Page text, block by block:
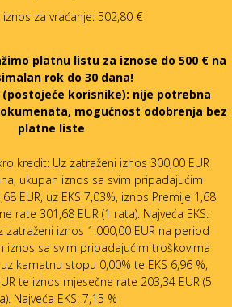
za vraćanje: 502,80 €
platnu listu za iznose do 500 € na
rok do 30 dana!
korisnike): nije potrebna
mogućnost odobrenja bez
platne liste
kredit: Uz zatraženi iznos 300,00 EUR
ukupan iznos sa svim pripadajućim
EUR, uz EKS 7,03%, iznos Premije 1,68
rate 301,68 EUR (1 rata). Najveća EKS:
zatraženi iznos 1.000,00 EUR na period
iznos sa svim pripadajućim troškovima
kamatnu stopu 0,00% te EKS 6,96 %,
te iznos mjesečne rate 203,34 EUR (5
Najveća EKS: 7,15 %